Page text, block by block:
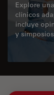
Explore
clínicos
incluye
y